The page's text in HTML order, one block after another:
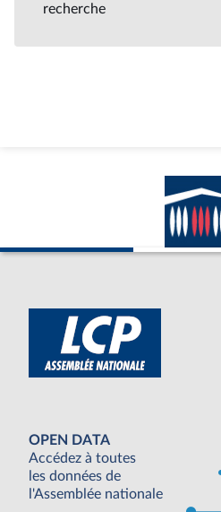
recherche
OPEN DATA
Accédez à toutes
les données de
l'Assemblée nationale